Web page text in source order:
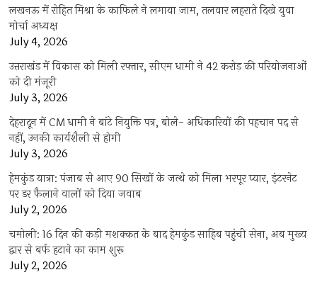
लखनऊ में रोहित मिश्रा के काफिले ने लगाया जाम, तलवार लहराते दिखे युवा
मोर्चा अध्यक्ष
July 4, 2026
उत्तराखंड में विकास को मिली रफ्तार, सीएम धामी ने 42 करोड़ की परियोजनाओं
को दी मंजूरी
July 3, 2026
देहरादून में CM धामी ने बांटे नियुक्ति पत्र, बोले- अधिकारियों की पहचान पद से
नहीं, उनकी कार्यशैली से होगी
July 3, 2026
हेमकुंड यात्रा: पंजाब से आए 90 सिखों के जत्थे को मिला भरपूर प्यार, इंटरनेट
पर डर फैलाने वालों को दिया जवाब
July 2, 2026
चमोली: 16 दिन की कड़ी मशक्कत के बाद हेमकुंड साहिब पहुंची सेना, अब मुख्य
द्वार से बर्फ हटाने का काम शुरू
July 2, 2026